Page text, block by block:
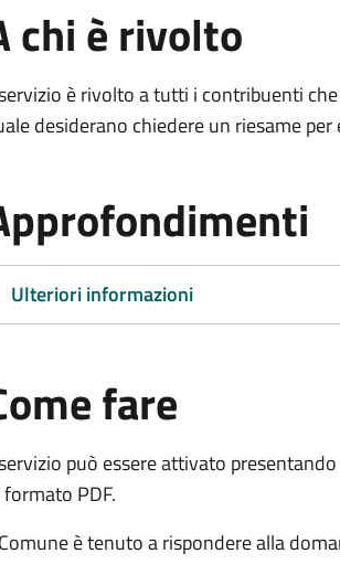
chi è rivolto
è rivolto a tutti i contribuenti
desiderano chiedere un riesame
Ulteriori informazioni
fare
può essere attivato
PDF.
è tenuto a rispondere alla